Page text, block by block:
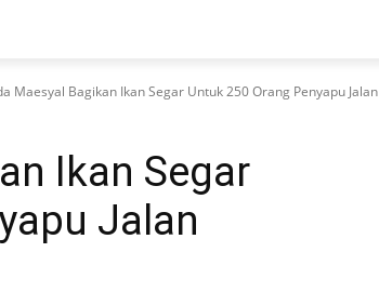
Maesyal Bagikan Ikan Segar Untuk 250 Orang Penyapu Jalan
Ikan Segar
Jalan